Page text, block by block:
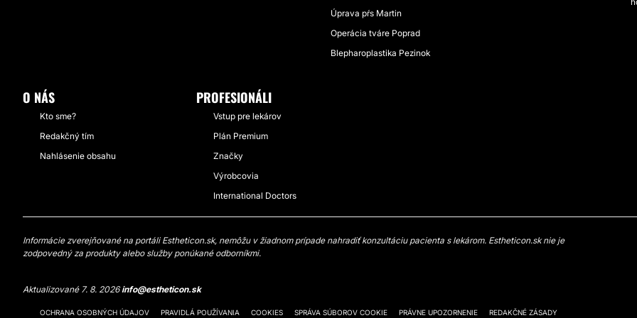
Úprava pŕs Martin
Operácia tváre Poprad
Blepharoplastika Pezinok
O NÁS
Kto sme?
Redakčný tím
Nahlásenie obsahu
PROFESIONÁLI
Vstup pre lekárov
Plán Premium
Značky
Výrobcovia
International Doctors
Informácie zverejňované na portáli Estheticon.sk, nemôžu v žiadnom prípade nahradiť konzultáciu pacienta s lekárom. Estheticon.sk nie je
zodpovedný za produkty alebo služby ponúkané odborníkmi.
Aktualizované 7. 8. 2026info@estheticon.sk
OCHRANA OSOBNÝCH ÚDAJOV PRAVIDLÁ POUŽÍVANIA COOKIES SPRÁVA SÚBOROV COOKIE PRÁVNE UPOZORNENIE REDAKČNÉ ZÁSADY